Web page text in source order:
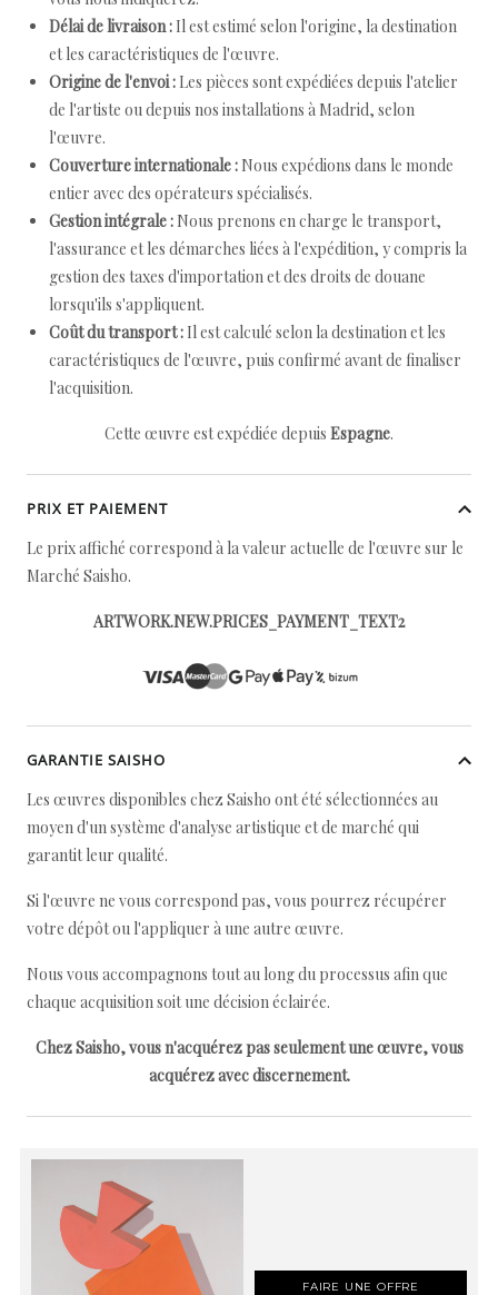
Délai de livraison : Il est estimé selon l'origine, la destination
et les caractéristiques de l'œuvre.
Origine de l'envoi : Les pièces sont expédiées depuis l'atelier
de l'artiste ou depuis nos installations à Madrid, selon
l'œuvre.
Couverture internationale : Nous expédions dans le monde
entier avec des opérateurs spécialisés.
Gestion intégrale : Nous prenons en charge le transport,
l'assurance et les démarches liées à l'expédition, y compris la
gestion des taxes d'importation et des droits de douane
lorsqu'ils s'appliquent.
Coût du transport : Il est calculé selon la destination et les
caractéristiques de l'œuvre, puis confirmé avant de finaliser
l'acquisition.
Cette œuvre est expédiée depuis Espagne.
PRIX ET PAIEMENT
Le prix affiché correspond à la valeur actuelle de l'œuvre sur le
Marché Saisho.
ARTWORK.NEW.PRICES_PAYMENT_TEXT2
GARANTIE SAISHO
Les œuvres disponibles chez Saisho ont été sélectionnées au
moyen d'un système d'analyse artistique et de marché qui
garantit leur qualité.
Si l'œuvre ne vous correspond pas, vous pourrez récupérer
votre dépôt ou l'appliquer à une autre œuvre.
Nous vous accompagnons tout au long du processus afin que
chaque acquisition soit une décision éclairée.
Chez Saisho, vous n'acquérez pas seulement une œuvre, vous
acquérez avec discernement.
FAIRE UNE OFFRE